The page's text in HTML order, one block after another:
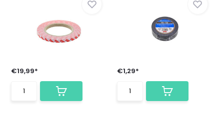
€19,99* €1,29*